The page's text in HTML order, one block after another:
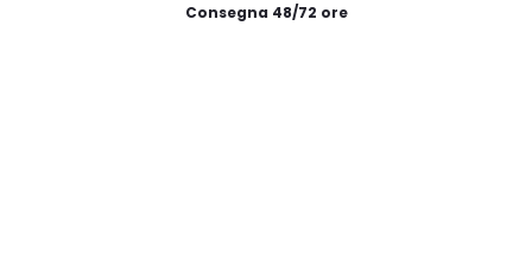
Consegna 48/72 ore